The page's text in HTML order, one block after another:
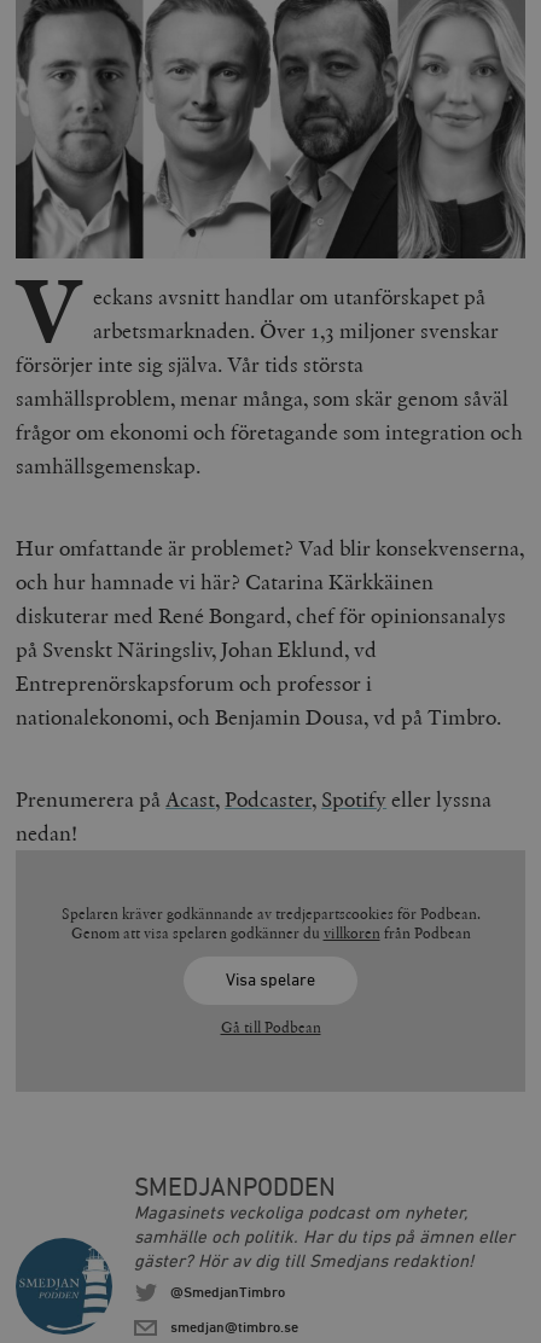
V eckans avsnitt handlar om utanförskapet på
arbetsmarknaden. Över 1,3 miljoner svenskar
försörjer inte sig själva. Vår tids största
samhällsproblem, menar många, som skär genom såväl
frågor om ekonomi och företagande som integration och
samhällsgemenskap.
Hur omfattande är problemet? Vad blir konsekvenserna,
och hur hamnade vi här? Catarina Kärkkäinen
diskuterar med René Bongard, chef för opinionsanalys
på Svenskt Näringsliv, Johan Eklund, vd
Entreprenörskapsforum och professor i
nationalekonomi, och Benjamin Dousa, vd på Timbro.
Prenumerera på Acast,Podcaster, Spotifyeller lyssna
nedan!
Spelaren kräver godkännande av tredjepartscookies för Podbean.
Genom att visa spelaren godkänner du villkoren från Podbean
Visa spelare
Gå till Podbean
SMEDJANPODDEN
Magasinets veckoliga podcast om nyheter,
samhälle och politik. Har du tips på ämnen eller
gäster? Hör av dig till Smedjans redaktion!
@SmedjanTimbro
smedjan@timbro.se